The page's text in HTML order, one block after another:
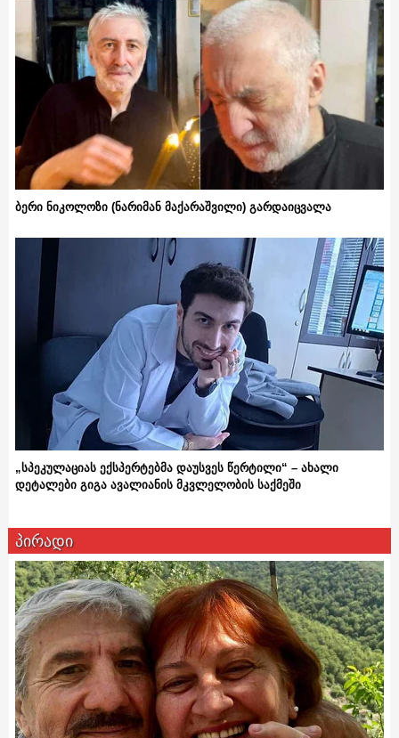
ბერი ნიკოლოზი (ნარიმან მაქარაშვილი) გარდაიცვალა
„სპეკულაციას ექსპერტებმა დაუსვეს წერტილი“ – ახალი
დეტალები გიგა ავალიანის მკვლელობის საქმეში
პირადი